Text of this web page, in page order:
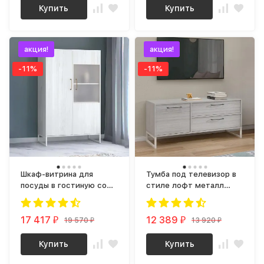
Купить Купить
акция!
-11%
Шкаф-витрина для
посуды в гостиную со
стеклом в стиле лофт
металл virton 21
(винтерберг)
17 417₽ 19 570₽
Купить
акция!
-11%
Тумба под телевизор в
стиле лофт металл
virton 1 (винтерберг)
12 389₽ 13 920₽
Купить